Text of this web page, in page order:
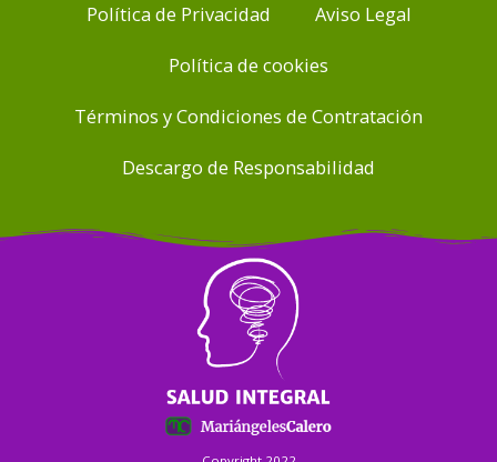
Política de Privacidad
Aviso Legal
Política de cookies
Términos y Condiciones de Contratación
Descargo de Responsabilidad